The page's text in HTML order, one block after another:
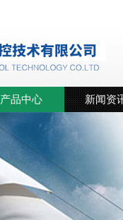
产品中心 新闻资